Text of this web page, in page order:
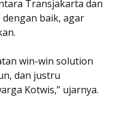
Transjakarta dan
baik, agar
win-win solution
dan justru
Kotwis,” ujarnya.